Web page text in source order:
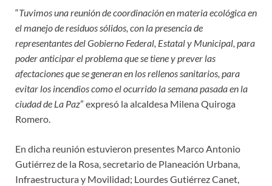
“Tuvimos una reunión de coordinación en materia ecológica en
el manejo de residuos sólidos, con la presencia de
representantes del Gobierno Federal, Estatal y Municipal, para
poder anticipar el problema que se tiene y prever las
afectaciones que se generan en los rellenos sanitarios, para
evitar los incendios como el ocurrido la semana pasada en la
ciudad de La Paz” expresó la alcaldesa Milena Quiroga
Romero.
En dicha reunión estuvieron presentes Marco Antonio
Gutiérrez de la Rosa, secretario de Planeación Urbana,
Infraestructura y Movilidad; Lourdes Gutiérrez Canet,